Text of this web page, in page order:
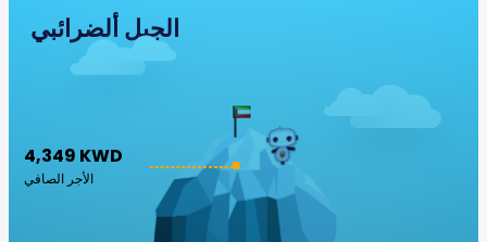
الجبل ألضرائبي
4,349 KWD
الأجر الصافي